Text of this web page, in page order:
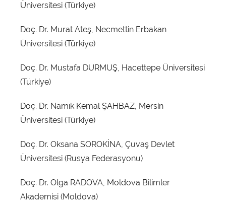
Üniversitesi (Türkiye)
Doç. Dr. Murat Ateş, Necmettin Erbakan
Üniversitesi (Türkiye)
Doç. Dr. Mustafa DURMUŞ, Hacettepe Üniversitesi
(Türkiye)
Doç. Dr. Namık Kemal ŞAHBAZ, Mersin
Üniversitesi (Türkiye)
Doç. Dr. Oksana SOROKİNA, Çuvaş Devlet
Üniversitesi (Rusya Federasyonu)
Doç. Dr. Olga RADOVA, Moldova Bilimler
Akademisi (Moldova)